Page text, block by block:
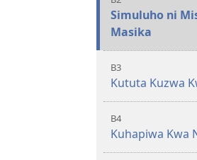
Simuluho ni
Masika
B3
Kututa Kuzwa
B4
Kuhapiwa Kwa